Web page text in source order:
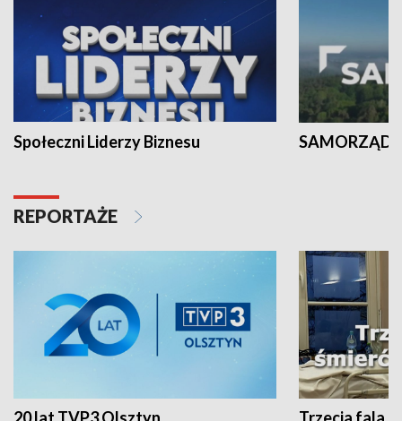
Społeczni Liderzy Biznesu SAMORZĄD
REPORTAŻE